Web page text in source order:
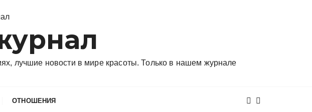
лучшие новости в мире красоты. Только в нашем журнале
ОТНОШЕНИЯ